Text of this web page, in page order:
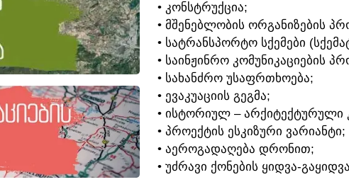
• ᲙᲝᲜᲡᲢᲠᲣᲥᲪᲘᲐ;
• ᲛᲨᲔᲜᲔᲑᲚᲝᲑᲘᲡ ᲝᲠᲒᲐᲜᲘᲖᲔᲑᲘᲡ
• ᲡᲐᲢᲠᲐᲜᲡᲞᲝᲠᲢᲝ ᲡᲥᲔᲛᲔᲑᲘ
• ᲡᲐᲘᲜᲟᲘᲜᲠᲝ ᲙᲝᲛᲣᲜᲘᲙᲐᲪᲘᲔᲑᲘᲡ
• ᲡᲐᲮᲐᲜᲫᲠᲝ ᲣᲡᲐᲤᲠᲗᲮᲝᲔᲑᲐ;
• ᲔᲕᲐᲙᲣᲐᲪᲘᲘᲡ ᲒᲔᲒᲛᲐ;
• ᲘᲡᲢᲝᲠᲘᲣᲚ – ᲐᲠᲥᲘᲢᲔᲥᲢᲣᲠᲣᲚᲘ
• ᲞᲠᲝᲔᲥᲢᲘᲡ ᲔᲡᲙᲘᲖᲣᲠᲘ ᲕᲐᲠᲘᲐᲜᲢᲘ;
• ᲐᲔᲠᲝᲒᲐᲓᲐᲦᲔᲑᲐ ᲓᲠᲝᲜᲘᲗ;
• ᲣᲫᲠᲐᲕᲘ ᲥᲝᲜᲔᲑᲘᲡ ᲧᲘᲓᲕᲐ-